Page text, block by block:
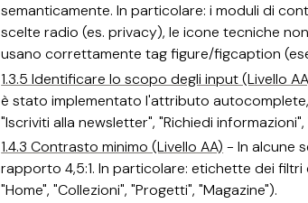
semanticamente. In particolare: i moduli di
scelte radio (es. privacy), le icone tecniche
usano correttamente tag figure/figcaption
1.3.5 Identificare lo scopo degli input (Livello
è stato implementato l'attributo
"Iscriviti alla newsletter", "Richiedi
1.4.3 Contrasto minimo (Livello AA) - In alcune
rapporto 4,5:1. In particolare: etichette dei
"Home", "Collezioni", "Progetti", "Magazine").